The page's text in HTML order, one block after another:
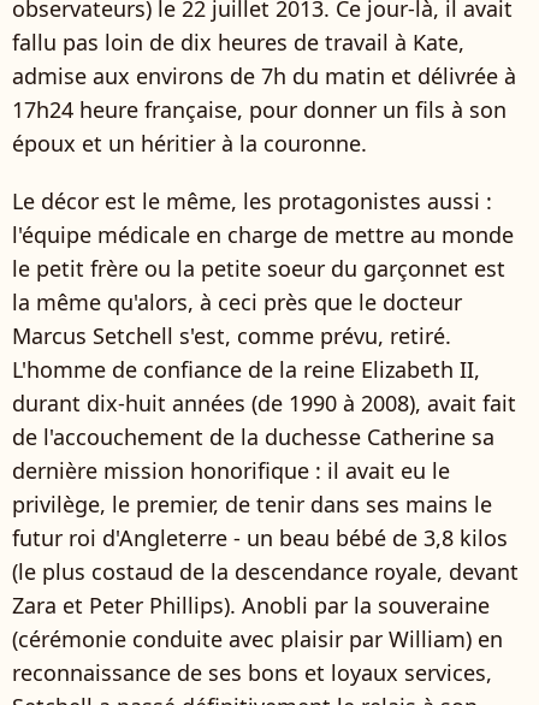
observateurs) le 22 juillet 2013. Ce jour-là, il avait
fallu pas loin de dix heures de travail à Kate,
admise aux environs de 7h du matin et délivrée à
17h24 heure française, pour donner un fils à son
époux et un héritier à la couronne.
Le décor est le même, les protagonistes aussi :
l'équipe médicale en charge de mettre au monde
le petit frère ou la petite soeur du garçonnet est
la même qu'alors, à ceci près que le docteur
Marcus Setchell s'est, comme prévu, retiré.
L'homme de confiance de la reine Elizabeth II,
durant dix-huit années (de 1990 à 2008), avait fait
de l'accouchement de la duchesse Catherine sa
dernière mission honorifique : il avait eu le
privilège, le premier, de tenir dans ses mains le
futur roi d'Angleterre - un beau bébé de 3,8 kilos
(le plus costaud de la descendance royale, devant
Zara et Peter Phillips). Anobli par la souveraine
(cérémonie conduite avec plaisir par William) en
reconnaissance de ses bons et loyaux services,